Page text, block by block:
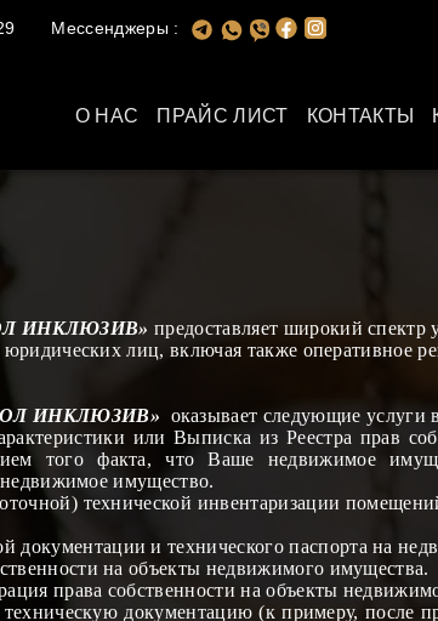
Мессенджеры :
О НАС ПРАЙС ЛИСТ КОНТАКТЫ
ИНКЛЮЗИВ» предоставляет широкий спектр
лиц, включая также оперативное
«ОЛ ИНКЛЮЗИВ» оказывает следующие услуги
или Выписка из Реестра прав
того факта, что Ваше недвижимое
недвижимое имущество.
технической инвентаризации
документации и технического паспорта на
на объекты недвижимого имущества.
права собственности на объекты
документацию (к примеру, после